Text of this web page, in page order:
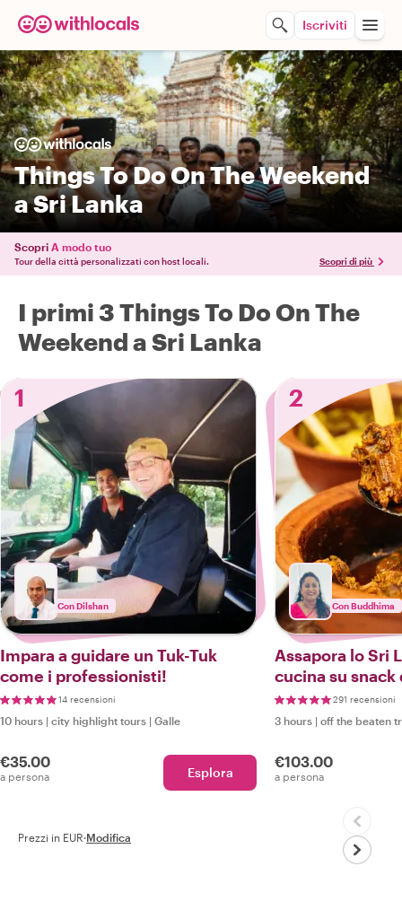
Iscriviti
Things To Do On The Weekend
a Sri Lanka
Scopri A modo tuo
Tour della città personalizzati con host locali. Scopri di più
I primi 3 Things To Do On The
Weekend a Sri Lanka
1
Con Dilshan
Impara a guidare un Tuk-Tuk
come i professionisti!
14 recensioni
10 hours | city highlight tours | Galle
€35.00
a persona Esplora
2
Con Buddhima
Assapora lo Sri
cucina su snack
291 recensioni
3 hours | off the beaten
€103.00
a persona
Prezzi in EUR·Modifica